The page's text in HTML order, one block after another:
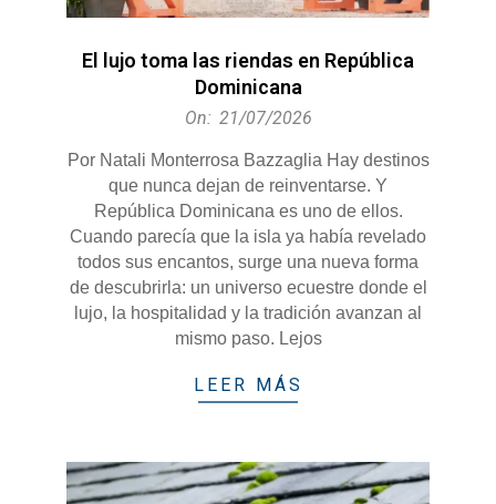
El lujo toma las riendas en República
Dominicana
21
On: 21/07/2026
Por Natali Monterrosa Bazzaglia Hay destinos
que nunca dejan de reinventarse. Y
República Dominicana es uno de ellos.
Cuando parecía que la isla ya había revelado
todos sus encantos, surge una nueva forma
de descubrirla: un universo ecuestre donde el
lujo, la hospitalidad y la tradición avanzan al
mismo paso. Lejos
LEER MÁS